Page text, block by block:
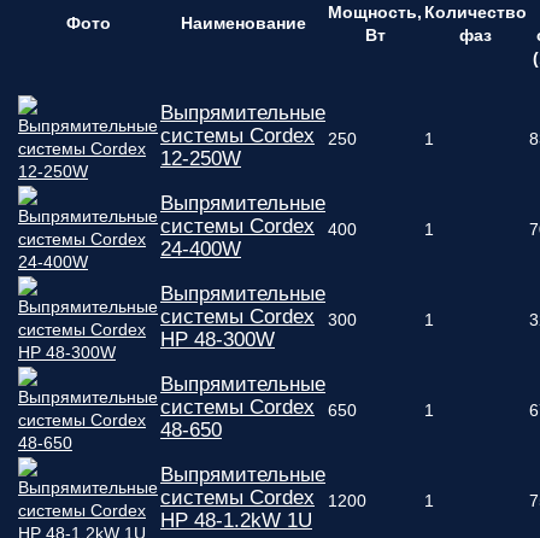
Фото Наименование
Мощность,
Вт
Количество
фаз
Выпрямительные
системы Cordex
12-250W
250 1
Выпрямительные
системы Cordex
24-400W
400 1
Выпрямительные
системы Cordex
HP 48-300W
300 1
Выпрямительные
системы Cordex
48-650
650 1
Выпрямительные
системы Cordex
HP 48-1.2kW 1U
1200 1
скидку до
расчет
стоимости
монтажных
расходных
материалов!
вашего
персонального
менеджера,
ответит на
любой
вопрос и
ответственным
за поставку!
Вопрос1из 6